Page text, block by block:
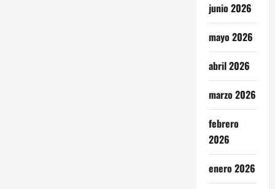
junio 2026
mayo 2026
abril 2026
marzo 2026
febrero
2026
enero 2026